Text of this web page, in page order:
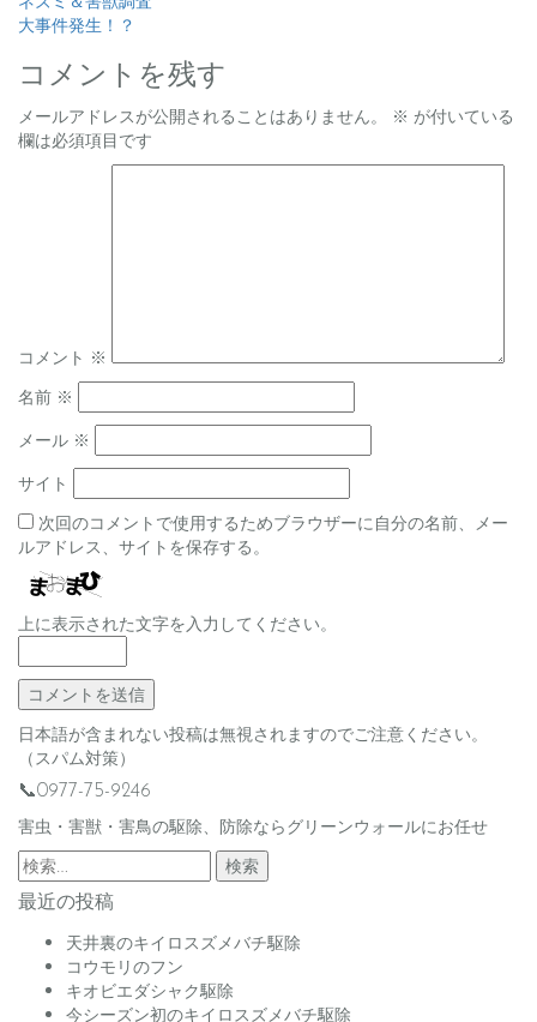
投
ナ
ビ
大事件発生！？
コメントを残す
メールアドレスが公開されることはありません。 ※ が付いている
欄は必須項目です
コメント ※
名前 ※
メール ※
サイト
次回のコメントで使用するためブラウザーに自分の名前、メー
ルアドレス、サイトを保存する。
上に表示された文字を入力してください。
日本語が含まれない投稿は無視されますのでご注意ください。
（スパム対策）
📞0977-75-9246
害虫・害獣・害鳥の駆除、防除ならグリーンウォールにお任せ
検
索:
最近の投稿
天井裏のキイロスズメバチ駆除
コウモリのフン
キオビエダシャク駆除
今シーズン初のキイロスズメバチ駆除